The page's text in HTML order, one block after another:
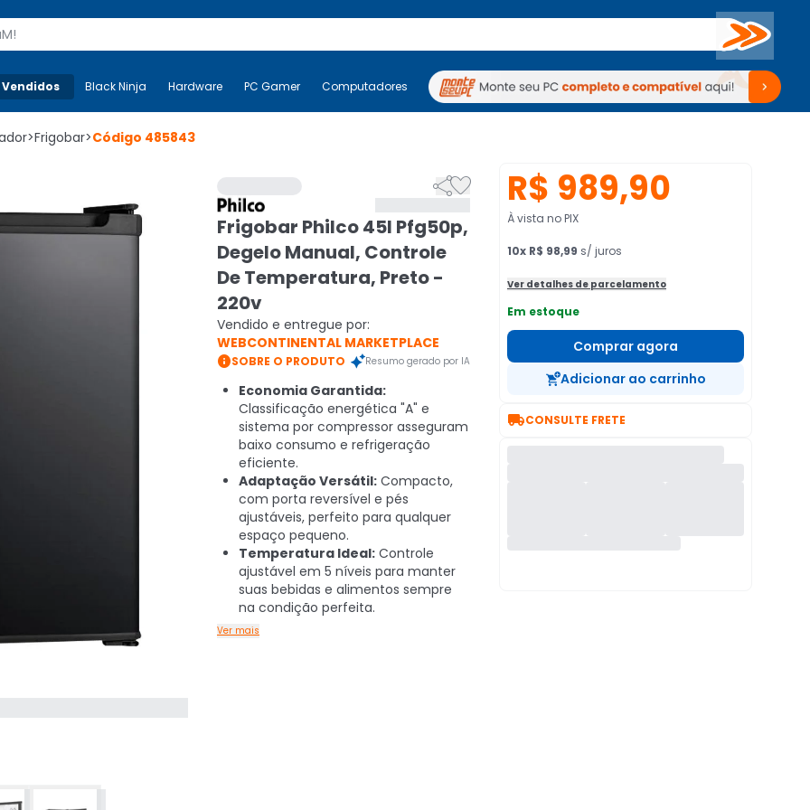
Buscar
Mais-v- Black Ninja Hardware PC Gamer Computadores Periféricos TV Venda no KaBuM!
Black Ninja Hardware PC Gamer Computadores Periféricos TV Venda no KaBuM!
>Frigobar>Código 485843

Frigobar Philco 45l Pfg50p,
Degelo Manual, Controle
De Temperatura, Preto -
220v
Vendido e entregue por:
WEBCONTINENTAL MARKETPLACE
SOBRE O PRODUTO Resumo gerado por IA
Economia Garantida:
Classificação energética "A" e
sistema por compressor asseguram
baixo consumo e refrigeração
eficiente.
Adaptação Versátil: Compacto,
com porta reversível e pés
ajustáveis, perfeito para qualquer
espaço pequeno.
Temperatura Ideal: Controle
ajustável em 5 níveis para manter
suas bebidas e alimentos sempre
na condição perfeita.
Ver mais
R$ 989,90
À vista no PIX
10x R$ 98,99 s/ juros
Ver detalhes de parcelamento
Em estoque
Comprar agora
Adicionar ao carrinho
CONSULTE FRETE